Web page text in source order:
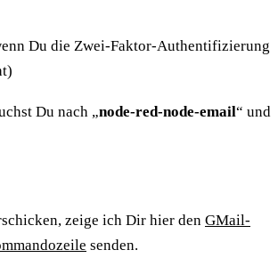
Du die Zwei-Faktor-Authentifizierung
Du nach „node-red-node-email“ und
zeige ich Dir hier den GMail-
senden.